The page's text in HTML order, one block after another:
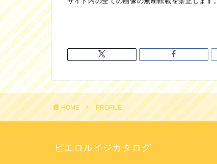
HOME PROFILE
ピエロルイジカタログ